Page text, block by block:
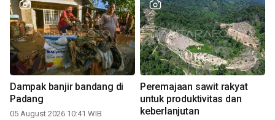
Dampak banjir bandang di
Padang
05 August 2026 10:41 WIB
Peremajaan sawit rakyat
untuk produktivitas dan
keberlanjutan